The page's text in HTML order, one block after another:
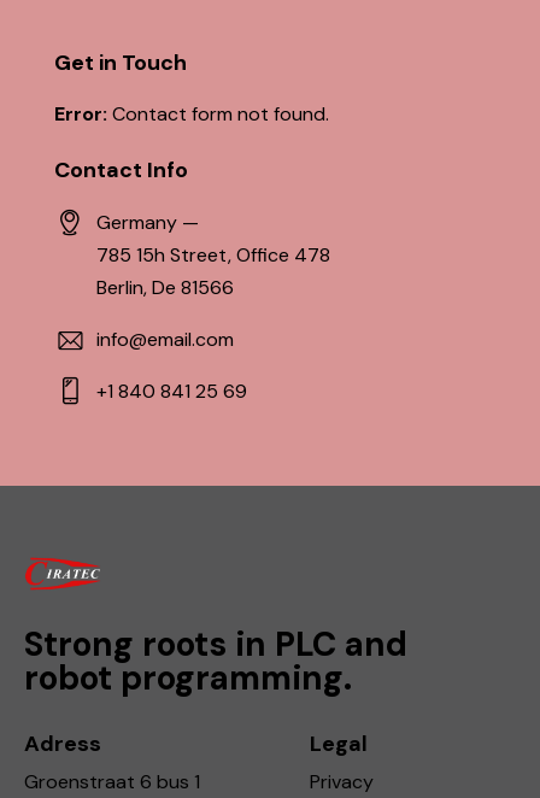
Get in Touch
Error: Contact form not found.
Contact Info
Germany —
785 15h Street, Office 478
Berlin, De 81566
info@email.com
+1 840 841 25 69
Strong roots in PLC and
robot programming.
Adress
Groenstraat 6 bus 1
Legal
Privacy